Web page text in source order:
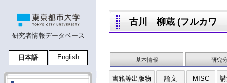
研究者情報データベース
日本語 English
古川 柳蔵 (フルカワ
基本情報 研究
書籍等出版物 論文 MISC